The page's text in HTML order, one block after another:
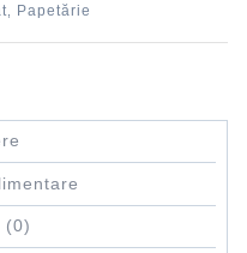
Papetărie
(0)